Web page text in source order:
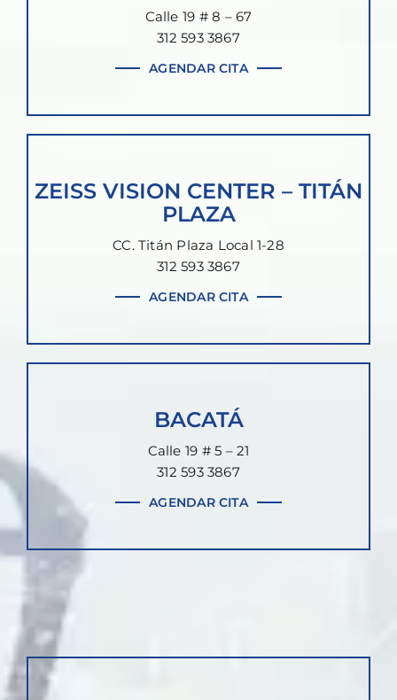
Calle 19 # 8 – 67
312 593 3867
AGENDAR CITA
ZEISS VISION CENTER – TITÁN
PLAZA
CC. Titán Plaza Local 1-28
312 593 3867
AGENDAR CITA
BACATÁ
Calle 19 # 5 – 21
312 593 3867
AGENDAR CITA